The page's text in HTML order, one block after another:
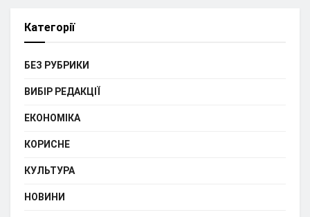
Категорії
БЕЗ РУБРИКИ
ВИБІР РЕДАКЦІЇ
ЕКОНОМІКА
КОРИСНЕ
КУЛЬТУРА
НОВИНИ